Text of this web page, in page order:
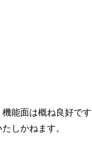
能面は概ね良好で
しかねます。